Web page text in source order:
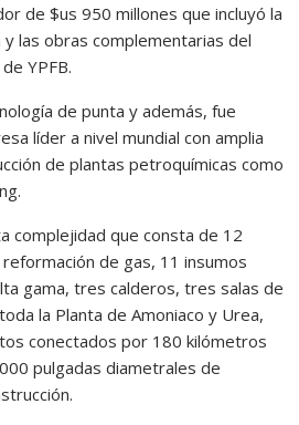
de $us 950 millones que incluyó la
las obras complementarias del
YPFB.
de punta y además, fue
líder a nivel mundial con amplia
de plantas petroquímicas como
complejidad que consta de 12
de gas, 11 insumos
gama, tres calderos, tres salas de
la Planta de Amoniaco y Urea,
conectados por 180 kilómetros
pulgadas diametrales de